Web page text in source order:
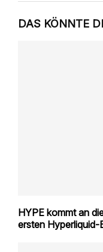
DAS KÖNNTE
HYPE kommt an
ersten Hyperliquid-